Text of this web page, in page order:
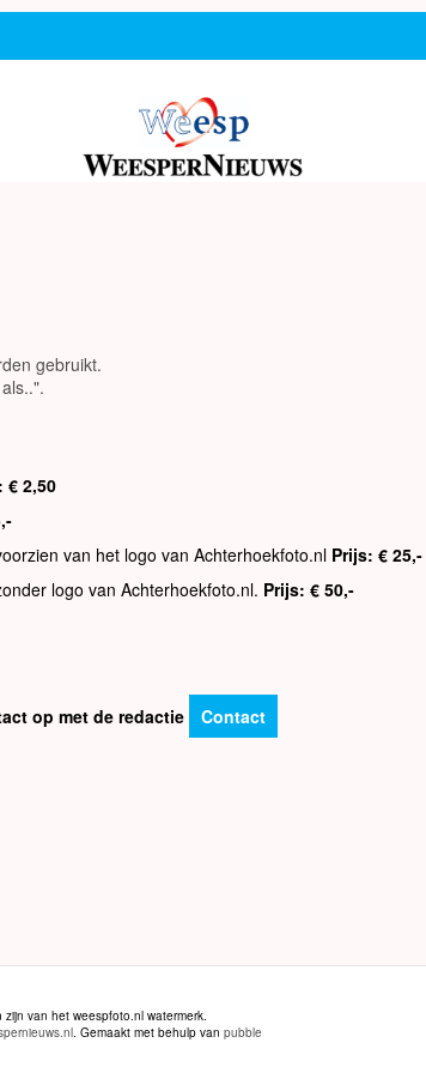
gebruikt.
€ 2,50
van het logo van Achterhoekfoto.nl Prijs: € 25,-
logo van Achterhoekfoto.nl. Prijs: € 50,-
op met de redactie
Contact
van het weespfoto.nl watermerk.
. Gemaakt met behulp vanpubble